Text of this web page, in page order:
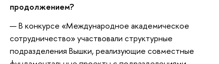
продолжением?
— В конкурсе «Международное академическое
сотрудничество» участвовали структурные
подразделения Вышки, реализующие совместные